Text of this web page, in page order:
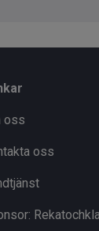
oss
oss